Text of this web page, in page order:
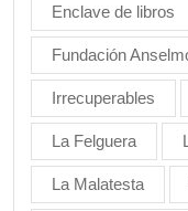
Enclave de libros
Fundación
Irrecuperables
La Felguera
La Malatesta